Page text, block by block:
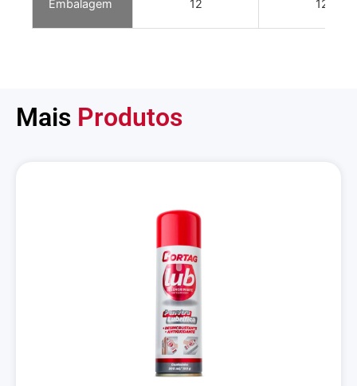
Embalagem 12 12
Mais Produtos